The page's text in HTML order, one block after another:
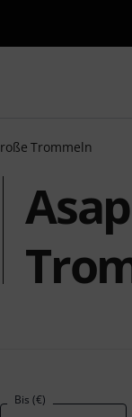
Trommeln
Bis (€)